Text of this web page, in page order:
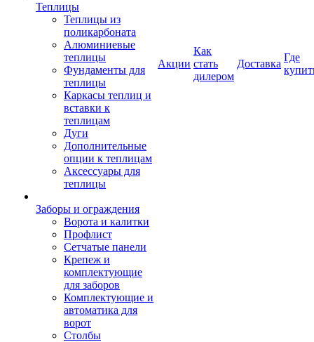
Теплицы
Теплицы из
поликарбоната
Алюминиевые
теплицы
Фундаменты для
теплицы
Каркасы теплиц и
вставки к
теплицам
Дуги
Дополнительные
опции к теплицам
Аксессуары для
теплицы
Заборы и ограждения
Ворота и калитки
Профлист
Сетчатые панели
Крепеж и
комплектующие
для заборов
Комплектующие и
автоматика для
ворот
Столбы
Акции
Как
стать
дилером
Доставка
Где